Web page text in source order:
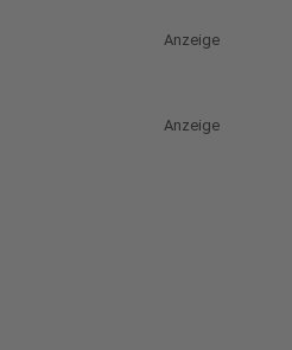
Anzeige
Anzeige